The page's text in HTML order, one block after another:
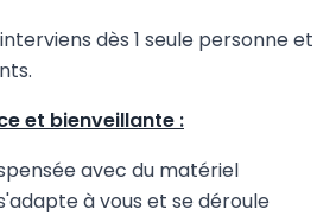
dès 1 seule personne et
et bienveillante :
avec du matériel
à vous et se déroule